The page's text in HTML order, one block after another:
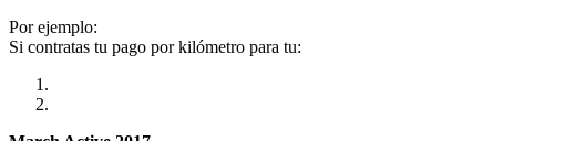
Por ejemplo:
Si contratas tu pago por kilómetro para tu: